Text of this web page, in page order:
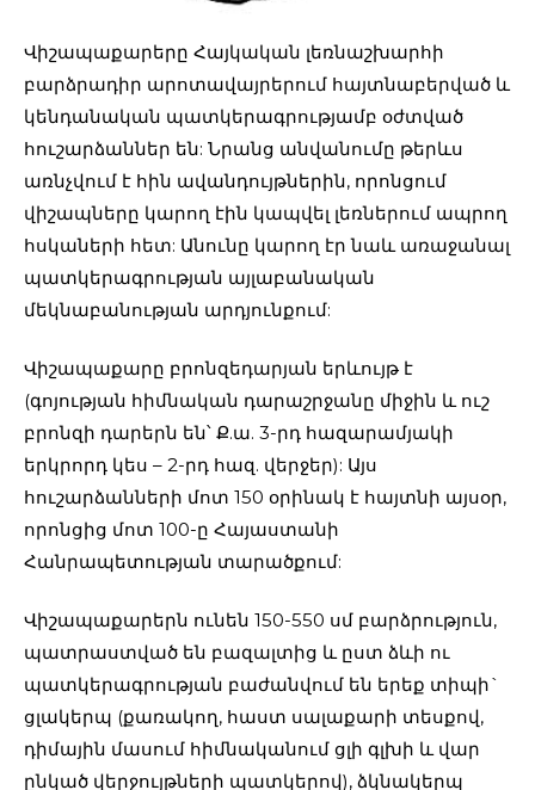
Վիշապաքարերը Հայկական լեռնաշխարհի
բարձրադիր արոտավայրերում հայտնաբերված և
կենդանական պատկերագրությամբ օժտված
հուշարձաններ են: Նրանց անվանումը թերևս
առնչվում է հին ավանդույթներին, որոնցում
վիշապները կարող էին կապվել լեռներում ապրող
հսկաների հետ: Անունը կարող էր նաև առաջանալ
պատկերագրության այլաբանական
մեկնաբանության արդյունքում:
Վիշապաքարը բրոնզեդարյան երևույթ է
(գոյության հիմնական դարաշրջանը միջին և ուշ
բրոնզի դարերն են՝ Ք.ա. 3-րդ հազարամյակի
երկրորդ կես – 2-րդ հազ. վերջեր): Այս
հուշարձանների մոտ 150 օրինակ է հայտնի այսօր,
որոնցից մոտ 100-ը Հայաստանի
Հանրապետության տարածքում:
Վիշապաքարերն ունեն 150-550 սմ բարձրություն,
պատրաստված են բազալտից և ըստ ձևի ու
պատկերագրության բաժանվում են երեք տիպի`
ցլակերպ (քառակող, հաստ սալաքարի տեսքով,
դիմային մասում հիմնականում ցլի գլխի և վար
ընկած վերջույթների պատկերով), ձկնակերպ